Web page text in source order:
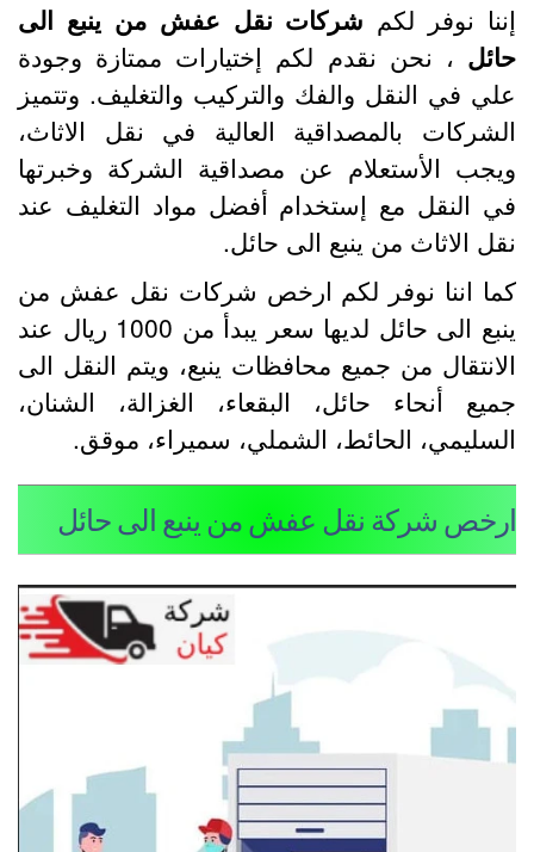
نوفر لكمشركات نقل عفش من ينبع الى
، نحن نقدم لكم إختيارات ممتازة وجودة
في النقل والفك والتركيب والتغليف. وتتميز
بالمصداقية العالية في نقل الاثاث،
الأستعلام عن مصداقية الشركة وخبرتها
النقل مع إستخدام أفضل مواد التغليف عند
الاثاث من ينبع الى حائل.
اننا نوفر لكم ارخص شركات نقل عفش من
ينبع الى حائل لديها سعر يبدأ من 1000 ريال عند
من جميع محافظات ينبع، ويتم النقل الى
أنحاء حائل، البقعاء، الغزالة، الشنان،
الحائط، الشملي، سميراء، موقق.
شركة نقل عفش من ينبع الى حائل